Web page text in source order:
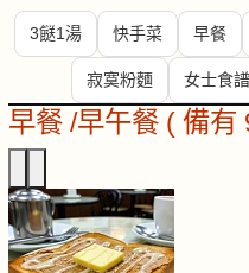
3餸1湯 快手菜 早餐
寂寞粉麵 女士食譜
早餐 /早午餐 ( 備有